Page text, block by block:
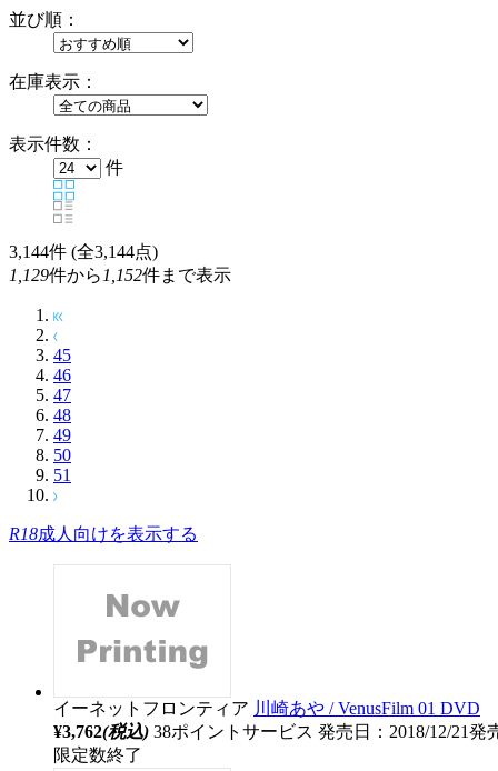
並び順：
在庫表示：
表示件数：
件
3,144件 (全3,144点)
1,129件から 1,152件まで表示
45
46
47
48
49
50
51
R18成人向けを表示する
イーネットフロンティア 川崎あや / VenusFilm 01 DVD
¥3,762(税込) 38ポイントサービス 発売日：2018/12/21発
限定数終了